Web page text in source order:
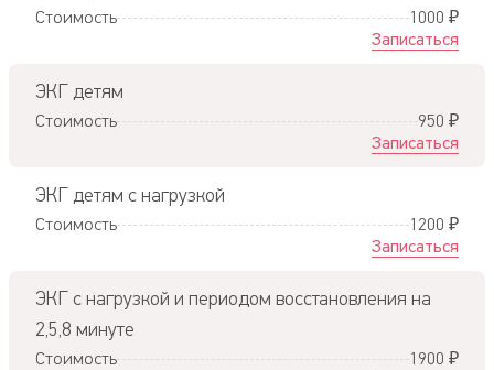
Стоимость 1000 ₽
Записаться
ЭКГ детям
Стоимость 950 ₽
Записаться
ЭКГ детям с нагрузкой
Стоимость 1200 ₽
Записаться
ЭКГ с нагрузкой и периодом восстановления на
2,5,8 минуте
Стоимость 1900 ₽